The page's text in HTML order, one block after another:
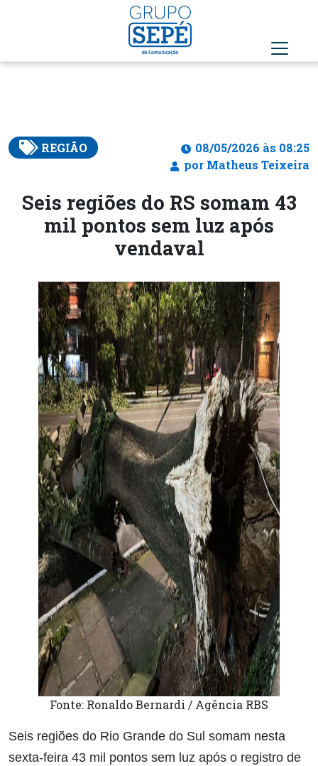
REGIÃO
08/05/2026 às 08:25
por Matheus Teixeira
Seis regiões do RS somam 43
mil pontos sem luz após
vendaval
Fonte: Ronaldo Bernardi / Agência RBS
Seis regiões do Rio Grande do Sul somam nesta
sexta-feira 43 mil pontos sem luz após o registro de